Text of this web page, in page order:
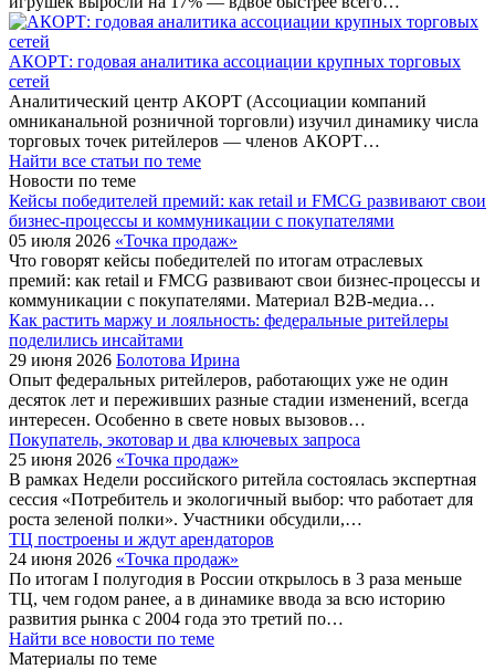
АКОРТ: годовая аналитика ассоциации крупных торговых
сетей
Аналитический центр АКОРТ (Ассоциации компаний
омниканальной розничной торговли) изучил динамику числа
торговых точек ритейлеров — членов АКОРТ…
Найти все статьи по теме
Новости по теме
Кейсы победителей премий: как retail и FMCG развивают свои
бизнес-процессы и коммуникации с покупателями
05 июля 2026 «Точка продаж»
Что говорят кейсы победителей по итогам отраслевых
премий: как retail и FMCG развивают свои бизнес-процессы и
коммуникации с покупателями. Материал B2B-медиа…
Как растить маржу и лояльность: федеральные ритейлеры
поделились инсайтами
29 июня 2026 Болотова Ирина
Опыт федеральных ритейлеров, работающих уже не один
десяток лет и переживших разные стадии изменений, всегда
интересен. Особенно в свете новых вызовов…
Покупатель, экотовар и два ключевых запроса
25 июня 2026 «Точка продаж»
В рамках Недели российского ритейла состоялась экспертная
сессия «Потребитель и экологичный выбор: что работает для
роста зеленой полки». Участники обсудили,…
ТЦ построены и ждут арендаторов
24 июня 2026 «Точка продаж»
По итогам I полугодия в России открылось в 3 раза меньше
ТЦ, чем годом ранее, а в динамике ввода за всю историю
развития рынка с 2004 года это третий по…
Найти все новости по теме
Материалы по теме